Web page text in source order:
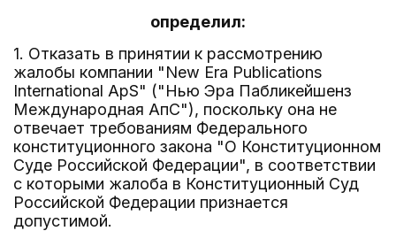
определил:
1. Отказать в принятии к рассмотрению
жалобы компании "New Era Publications
International ApS" ("Нью Эра Пабликейшенз
Международная АпС"), поскольку она не
отвечает требованиям Федерального
конституционного закона "О Конституционном
Суде Российской Федерации", в соответствии
с которыми жалоба в Конституционный Суд
Российской Федерации признается
допустимой.